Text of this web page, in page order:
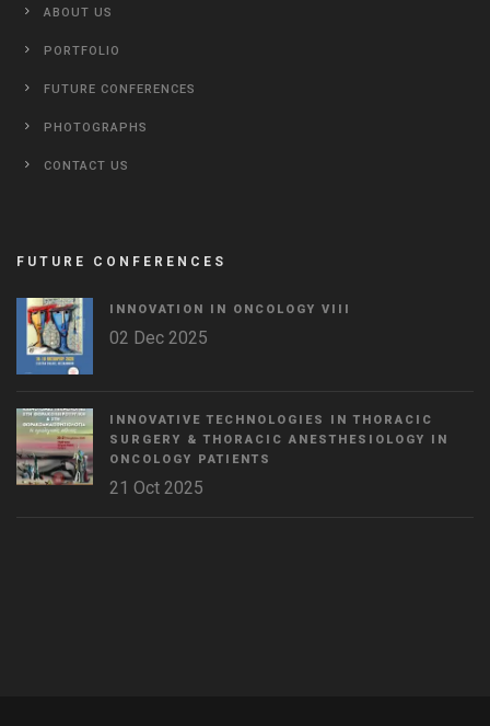
ABOUT US
PORTFOLIO
FUTURE CONFERENCES
PHOTOGRAPHS
CONTACT US
FUTURE CONFERENCES
INNOVATION IN ONCOLOGY VΙIΙ
02 Dec 2025
INNOVATIVE TECHNOLOGIES IN THORACIC
SURGERY & THORACIC ANESTHESIOLOGY IN
ONCOLOGY PATIENTS
21 Oct 2025